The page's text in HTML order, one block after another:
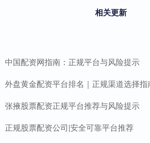
相关更新
中国配资网指南：正规平台与风险提示
外盘黄金配资平台排名｜正规渠道选择指
张掖股票配资正规平台推荐与风险提示
正规股票配资公司|安全可靠平台推荐